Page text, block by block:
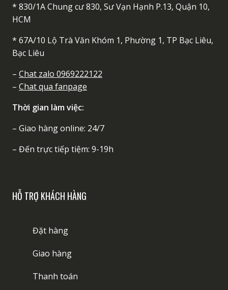
* 830/1A Chung cư 830, Sư Vạn Hạnh P.13, Quận 10,
HCM
* 67A/10 Lộ Trà Văn Khóm 1, Phường 1, TP Bạc Liêu,
Bạc Liêu
– Chat zalo 0969222122
– Chat qua fanpage
Thời gian làm việc:
– Giao hàng online: 24/7
– Đến trực tiếp tiệm: 9-19h
HỖ TRỢ KHÁCH HÀNG
Đặt hàng
Giao hàng
Thanh toán